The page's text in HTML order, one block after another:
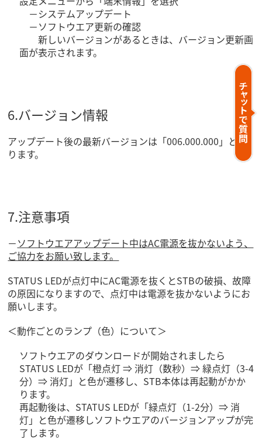
－システムアップデート
－ソフトウエア更新の確認
新しいバージョンがあるときは、バージョン更新画
面が表示されます。
6.バージョン情報
アップデート後の最新バージョンは「006.000.000」とな
ります。
7.注意事項
－ソフトウエアアップデート中はAC電源を抜かないよう、
ご協力をお願い致します。
STATUS LEDが点灯中にAC電源を抜くとSTBの破損、故障
の原因になりますので、点灯中は電源を抜かないようにお
願いします。
＜動作ごとのランプ（色）について＞
ソフトウエアのダウンロードが開始されましたら
STATUS LEDが「橙点灯 ⇒ 消灯（数秒）⇒ 緑点灯（3-4
分）⇒ 消灯」と色が遷移し、STB本体は再起動がかか
ります。
再起動後は、STATUS LEDが「緑点灯（1-2分）⇒ 消
灯」と色が遷移しソフトウエアのバージョンアップが完
了します。